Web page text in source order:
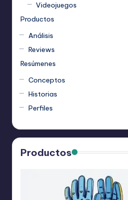
Videojuegos
Productos
Análisis
Reviews
Resúmenes
Conceptos
Historias
Perfiles
Productos